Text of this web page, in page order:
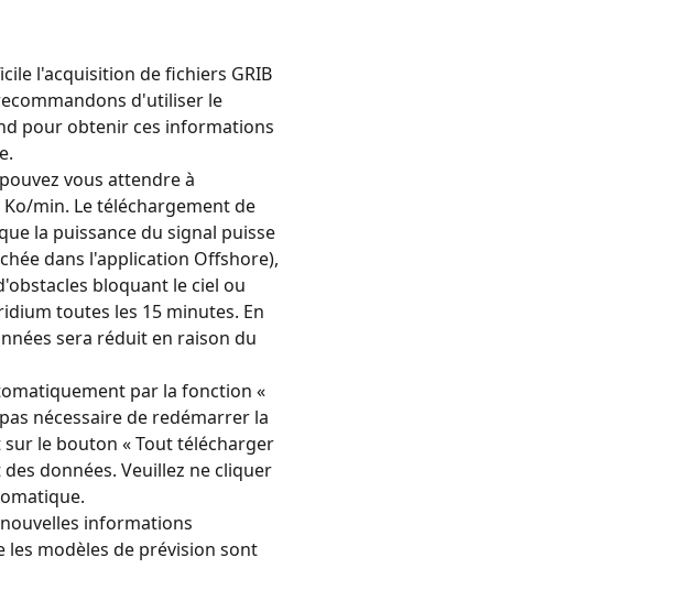
l'acquisition de fichiers GRIB
d'utiliser le
pour obtenir ces informations
vous attendre à
min. Le téléchargement de
la puissance du signal puisse
dans l'application Offshore),
bloquant le ciel ou
toutes les 15 minutes. En
sera réduit en raison du
par la fonction «
nécessaire de redémarrer la
le bouton « Tout télécharger
données. Veuillez ne cliquer
informations
modèles de prévision sont